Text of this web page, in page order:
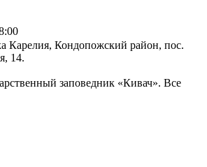
Карелия, Кондопожский район, пос.
14.
заповедник «Кивач». Все